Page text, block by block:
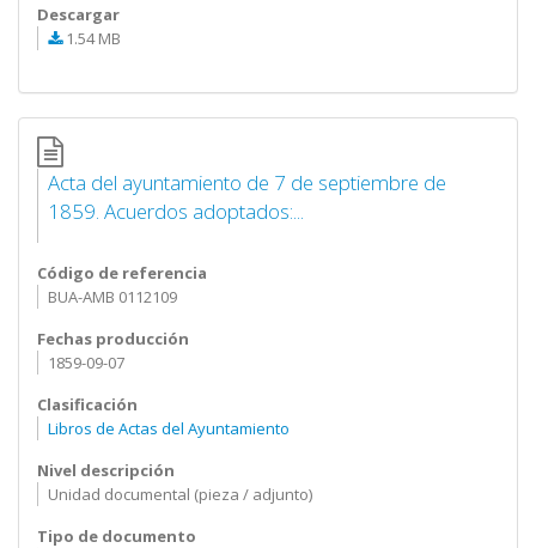
Descargar
1.54 MB
Acta del ayuntamiento de 7 de septiembre de
1859. Acuerdos adoptados:...
Código de referencia
BUA-AMB 0112109
Fechas producción
1859-09-07
Clasificación
Libros de Actas del Ayuntamiento
Nivel descripción
Unidad documental (pieza / adjunto)
Tipo de documento